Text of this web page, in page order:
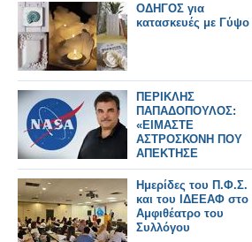
ΟΔΗΓΟΣ για
κατασκευές με Γύψο
ΠΕΡΙΚΛΗΣ
ΠΑΠΑΔΟΠΟΥΛΟΣ:
«ΕΙΜΑΣΤΕ
ΑΣΤΡΟΣΚΟΝΗ ΠΟΥ
ΑΠΕΚΤΗΣΕ
ΣΥΝΕΙΔΗΣΗ» – Ο
ΗΓΕΤΗΣ ΤΗΣ NASA
ΠΙΣΩ ΑΠΟ ΤΟ Artemis
II
Ημερίδες του Π.Φ.Σ.
και του ΙΔΕΕΑΦ στο
Αμφιθέατρο του
Συλλόγου